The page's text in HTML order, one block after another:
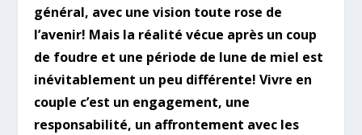
général, avec une vision toute rose de
l’avenir! Mais la réalité vécue après un coup
de foudre et une période de lune de miel est
inévitablement un peu différente! Vivre en
couple c’est un engagement, une
responsabilité, un affrontement avec les